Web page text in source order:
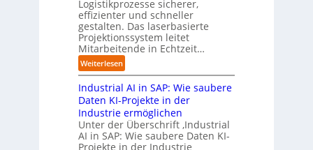
ö
s
u
n
g
e
n
a
u
t
o
m
a
i
s
i
e
r
B
s
i
n
e
s
s
E
c
o
O
g
w
ä
c
h
s
t
w
e
i
z
e
i
g
t
M
i
s
s
t
r
a
u
Logistikprozesse sicherer,
effizienter und schneller
gestalten. Das laserbasierte
Projektionssystem leitet
Mitarbeitende in Echtzeit…
Weiterlesen:
L
a
r
s
h
l
Industrial AI in SAP: Wie saubere
Daten KI-Projekte in der
Industrie ermöglichen
Unter der Überschrift ‚Industrial
AI in SAP: Wie saubere Daten KI-
Projekte in der Industrie